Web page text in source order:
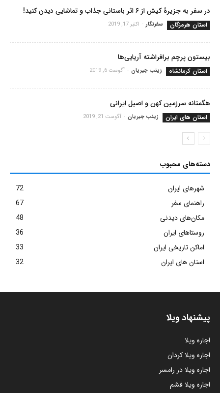
در سفر به جزیرۀ کیش از ۶ اثر باستانی جذاب و تماشایی دیدن کنید!
استان هرمزگان سفرنگار - اکتبر 17, 2019
بیستون پرچم برافراشته آریایی‌ها
استان کرمانشاه زینب جیریان - آگوست 6, 2019
هگمتانه سرزمین کهن و اصیل ایرانی
استان های ایران زینب جیریان - آگوست 21, 2019
دسته‌های محبوب
شهرهای ایران
72
راهنمای سفر
67
مکان‌های دیدنی
48
روستاهای ایران
36
اماکن تاریخی ایران
33
استان های ایران
32
پیشنهاد ویلا
اجاره ویلا
اجاره ویلا کردان
اجاره ویلا در رامسر
اجاره ویلا فشم